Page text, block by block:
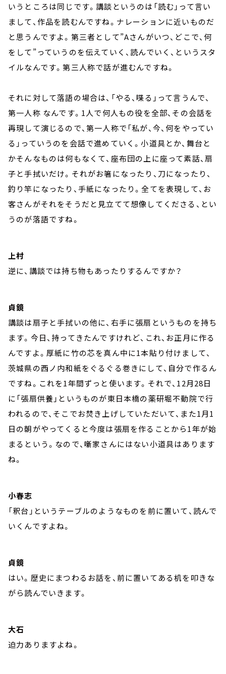
いうところは同じです。講談というのは「読む」って言い
まして、作品を読むんですね。ナレーションに近いものだ
と思うんですよ。第三者として”Aさんがいつ、どこで、何
をして”っていうのを伝えていく、読んでいく、というスタ
イルなんです。第三人称で話が進むんですね。
それに対して落語の場合は、「やる、喋る」って言うんで、
第一人称 なんです。1人で何人もの役を全部、その会話を
再現して演じるので、第一人称で「私が、今、何をやってい
る」っていうのを会話で進めていく。小道具とか、舞台と
かそんなものは何もなくて、座布団の上に座って素話、扇
子と手拭いだけ。それがお箸になったり、刀になったり、
釣り竿になったり、手紙になったり。全てを表現して、お
客さんがそれをそうだと見立てて想像してくださる、とい
うのが落語ですね。
上村
逆に、講談では持ち物もあったりするんですか？
貞鏡
講談は扇子と手拭いの他に、右手に張扇というものを持ち
ます。今日、持ってきたんですけれど、これ、お正月に作る
んですよ。厚紙に竹の芯を真ん中に1本貼り付けまして、
茨城県の西ノ内和紙をぐるぐる巻きにして、自分で作るん
ですね。これを1年間ずっと使います。それで、12月28日
に「張扇供養」というものが東日本橋の薬研堀不動院で行
われるので、そこでお焚き上げしていただいて、また1月1
日の朝がやってくると今度は張扇を作ることから1年が始
まるという。なので、噺家さんにはない小道具はあります
ね。
小春志
「釈台」というテーブルのようなものを前に置いて、読んで
いくんですよね。
貞鏡
はい。歴史にまつわるお話を、前に置いてある机を叩きな
がら読んでいきます。
大石
迫力ありますよね。